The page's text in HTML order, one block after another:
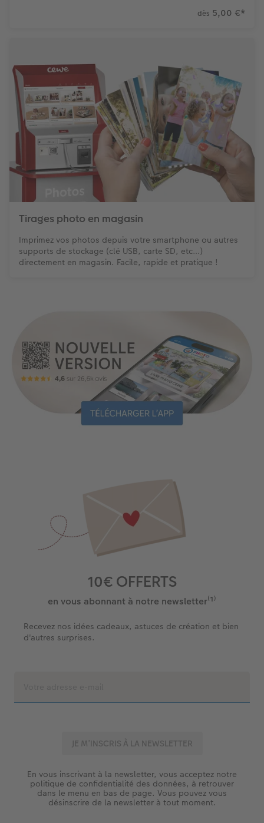
dès 5,00 €*
Tirages photo en magasin
Imprimez vos photos depuis votre smartphone ou autres
supports de stockage (clé USB, carte SD, etc…)
directement en magasin. Facile, rapide et pratique !
10€ OFFERTS
en vous abonnant à notre newsletter⁽¹⁾
Recevez nos idées cadeaux, astuces de création et bien
d'autres surprises.
En vous inscrivant à la newsletter, vous acceptez notre
politique de confidentialité des données, à retrouver
dans le menu en bas de page. Vous pouvez vous
désinscrire de la newsletter à tout moment.